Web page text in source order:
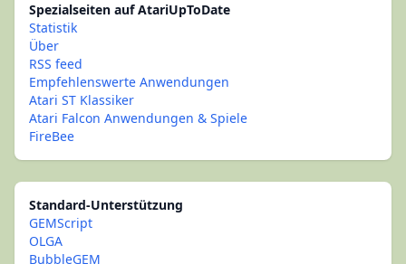
Spezialseiten auf AtariUpToDate
Statistik
Über
RSS feed
Empfehlenswerte Anwendungen
Atari ST Klassiker
Atari Falcon Anwendungen & Spiele
FireBee
Standard-Unterstützung
GEMScript
OLGA
BubbleGEM